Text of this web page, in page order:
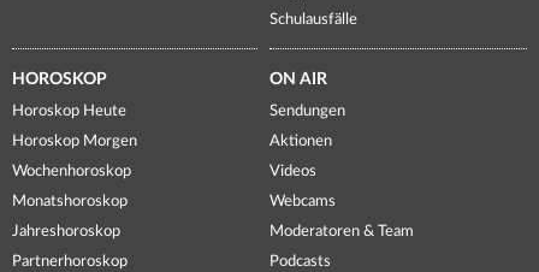
Schulausfälle
HOROSKOP
Horoskop Heute
Horoskop Morgen
Wochenhoroskop
Monatshoroskop
Jahreshoroskop
Partnerhoroskop
ON AIR
Sendungen
Aktionen
Videos
Webcams
Moderatoren & Team
Podcasts